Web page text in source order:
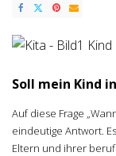
Soll mein Kind
Auf diese Frage
eindeutige Antwort.
Eltern und ihrer